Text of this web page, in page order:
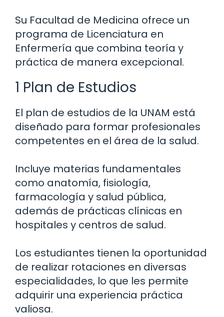
Su Facultad de Medicina ofrece un
programa de Licenciatura en
Enfermería que combina teoría y
práctica de manera excepcional.
1 Plan de Estudios
El plan de estudios de la UNAM está
diseñado para formar profesionales
competentes en el área de la salud.
Incluye materias fundamentales
como anatomía, fisiología,
farmacología y salud pública,
además de prácticas clínicas en
hospitales y centros de salud.
Los estudiantes tienen la oportunidad
de realizar rotaciones en diversas
especialidades, lo que les permite
adquirir una experiencia práctica
valiosa.